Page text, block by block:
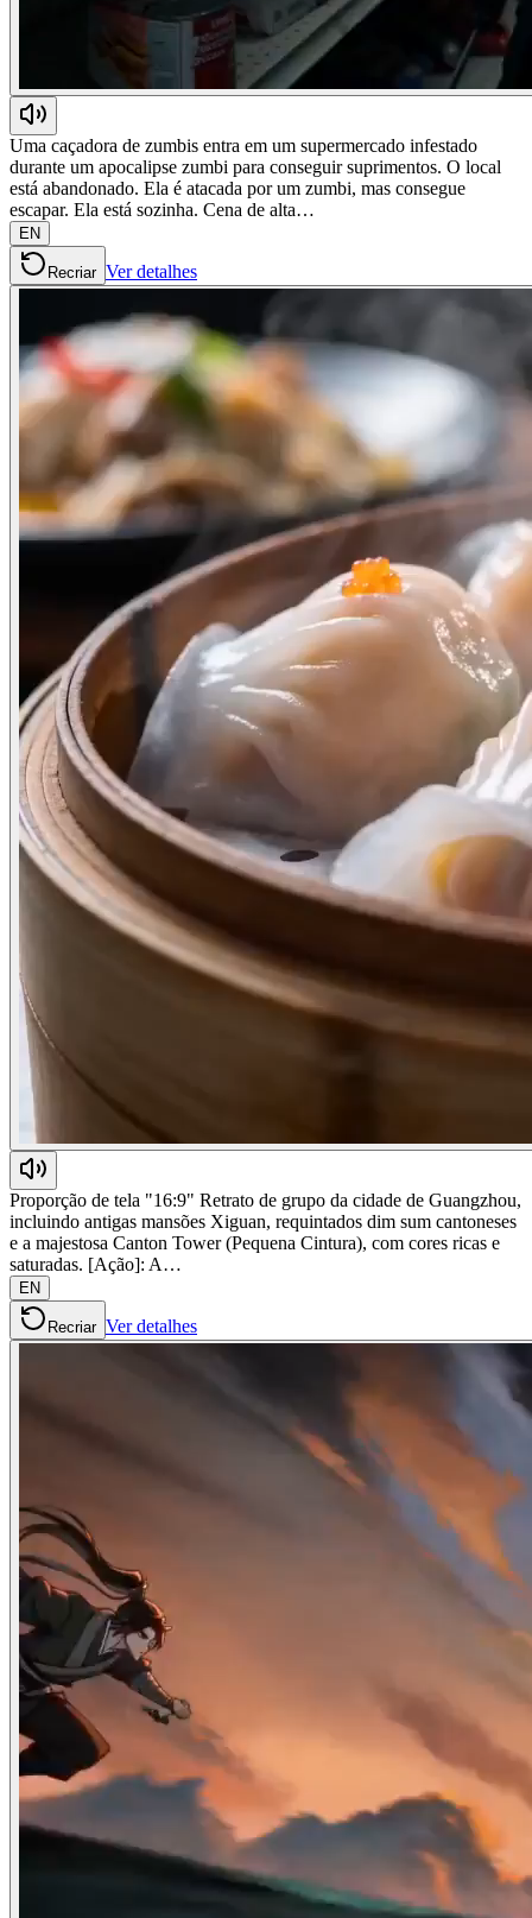
Uma caçadora de zumbis entra em um supermercado infestado
durante um apocalipse zumbi para conseguir suprimentos. O local
está abandonado. Ela é atacada por um zumbi, mas consegue
escapar. Ela está sozinha. Cena de alta…
EN
Recriar Ver detalhes
Proporção de tela "16:9" Retrato de grupo da cidade de Guangzhou,
incluindo antigas mansões Xiguan, requintados dim sum cantoneses
e a majestosa Canton Tower (Pequena Cintura), com cores ricas e
saturadas. [Ação]: A…
EN
Recriar Ver detalhes